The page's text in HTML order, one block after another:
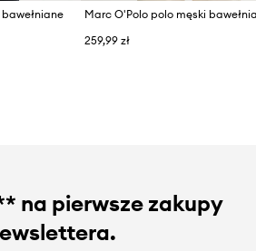
Marc O'Polo polo męski
259,99 zł
na pierwsze zakupy